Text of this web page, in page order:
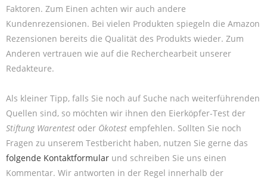
Faktoren. Zum Einen achten wir auch andere
Kundenrezensionen. Bei vielen Produkten spiegeln die Amazon
Rezensionen bereits die Qualität des Produkts wieder. Zum
Anderen vertrauen wie auf die Recherchearbeit unserer
Redakteure.
Als kleiner Tipp, falls Sie noch auf Suche nach weiterführenden
Quellen sind, so möchten wir ihnen den Eierköpfer-Test der
Stiftung Warentest oder Ökotest empfehlen. Sollten Sie noch
Fragen zu unserem Testbericht haben, nutzen Sie gerne das
folgende Kontaktformular und schreiben Sie uns einen
Kommentar. Wir antworten in der Regel innerhalb der